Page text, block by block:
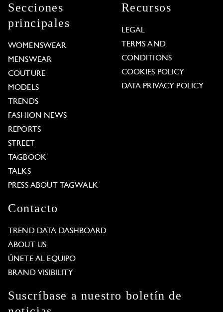
Secciones
principales
WOMENSWEAR
MENSWEAR
COUTURE
MODELS
TRENDS
FASHION NEWS
REPORTS
STREET
TAGBOOK
TALKS
PRESS ABOUT TAGWALK
Recursos
LEGAL
TERMS AND
CONDITIONS
COOKIES POLICY
DATA PRIVACY POLICY
Contacto
TREND DATA DASHBOARD
ABOUT US
ÚNETE AL EQUIPO
BRAND VISIBILITY
Suscríbase a nuestro boletín de